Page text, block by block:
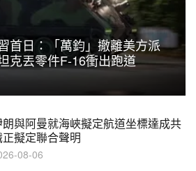
首日：「萬鈞」撤離美方派
克丟零件F-16衝出跑道
朗與阿曼就海峽擬定航道坐標達成共
擬定聯合聲明
08-06